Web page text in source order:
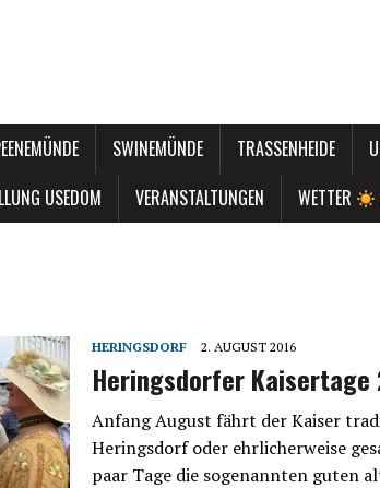
SWINEMÜNDE TRASSENHEIDE
USEDOM VERANSTALTUNGEN WETTER
HERINGSDORF 2. AUGUST 2016
Heringsdorfer Kaisertage
Anfang August fährt der Kaiser
Heringsdorf oder ehrlicherweise
paar Tage die sogenannten guten